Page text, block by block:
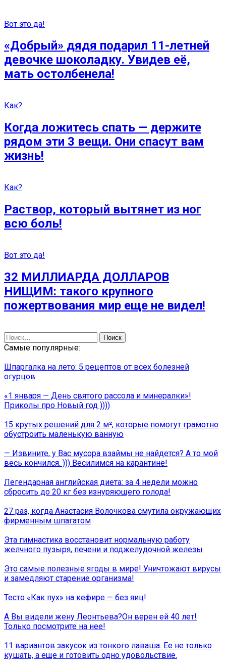
Вот это да!
«Добрый» дядя подарил 11-летней
девочке шоколадку. Увидев её,
мать остолбенела!
Как?
Когда ложитесь спать — держите
рядом эти 3 вещи. Они спасут вам
жизнь!
Как?
Раствор, который вытянет из ног
всю боль!
Вот это да!
32 МИЛЛИАРДА ДОЛЛАРОВ
НИЩИМ: такого крупного
пожертвования мир еще не видел!
Найти:
Самые популярные:
Шпаргалка на лето: 5 рецептов от всех болезней
огурцов
«1 января — День святого рассола и минералки»!
Приколы про Новый год ))))
15 крутых решений для 2 м², которые помогут грамотно
обустроить маленькую ванную
— Извините, у Вас мусора взаймы не найдется? А то мой
весь кончился. ))) Весилимся на карантине!
Легендарная английская диета: за 4 недели можно
сбросить до 20 кг без изнуряющего голода!
27 раз, когда Анастасия Волочкова смутила окружающих
фирменным шпагатом
Эта гимнастика восстановит нормальную работу
желчного пузыря, печени и поджелудочной железы
Это самые полезные ягоды в мире! Уничтожают вирусы
и замедляют старение организма!
Тесто «Как пух» на кефире — без яиц!
А Вы видели жену Леонтьева?Он верен ей 40 лет!
Только посмотрите на нее!
11 вариантов закусок из тонкого лаваша. Ее не только
кушать, а еще и готовить одно удовольствие.